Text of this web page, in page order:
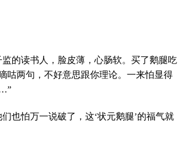
的读书人，脸皮薄，心肠软。买了鹅腿吃
咕两句，不好意思跟你理论。一来怕显得
也怕万一说破了，这‘状元鹅腿’的福气就